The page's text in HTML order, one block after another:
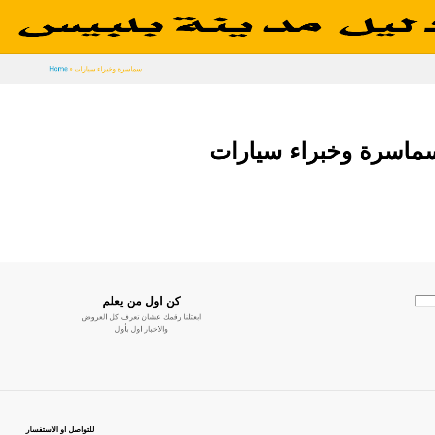
Home » سماسرة وخبراء سيارات
وخبراء سيارات
كن اول من يعلم
ابعتلنا رقمك عشان تعرف كل العروض
والاخبار اول بأول
للتواصل او الاستفسار